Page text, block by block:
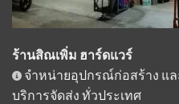
ร้านสิณเพิ่ม ฮาร์ดแวร์
จำหน่ายอุปกรณ์ก่อสร้าง แล
บริการจัดส่ง ทั่วประเทศ